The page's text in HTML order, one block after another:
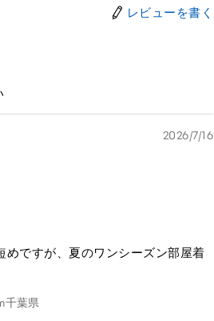
レビューを書く
2026/7/16
めですが、夏のワンシーズン部屋着
千葉県